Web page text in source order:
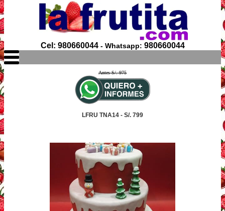
Cel: 980660044- Whatsapp: 980660044
Antes S/. 975
LFRU TNA14 - S/. 799